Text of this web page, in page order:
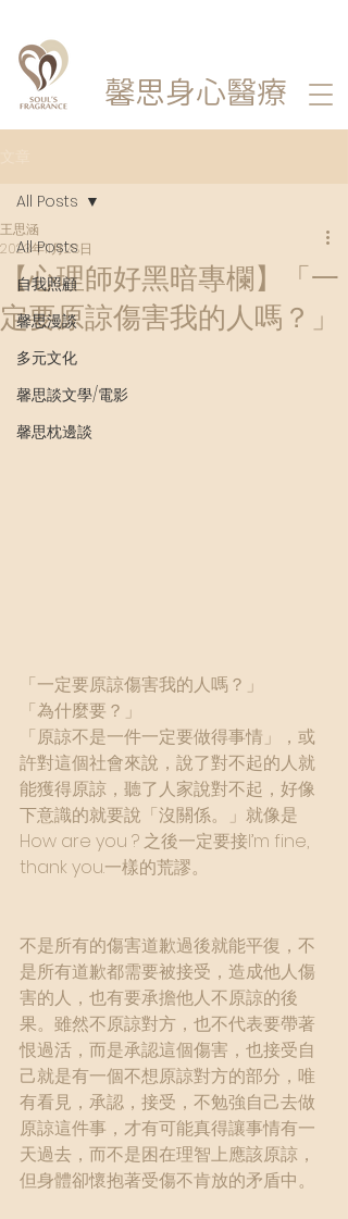
馨思身心醫療
All Posts
自我照顧
馨思漫談
多元文化
馨思談文學/電影
馨思枕邊談
All Posts
【心理師好黑暗專欄】「一
定要原諒傷害我的人嗎？」
王思涵
2023年11月28日
「一定要原諒傷害我的人嗎？」
「為什麼要？」
「原諒不是一件一定要做得事情」，或
許對這個社會來說，說了對不起的人就
能獲得原諒，聽了人家說對不起，好像
下意識的就要說「沒關係。」就像是
How are you ? 之後一定要接I’m fine,
thank you.一樣的荒謬。
不是所有的傷害道歉過後就能平復，不
是所有道歉都需要被接受，造成他人傷
害的人，也有要承擔他人不原諒的後
果。雖然不原諒對方，也不代表要帶著
恨過活，而是承認這個傷害，也接受自
己就是有一個不想原諒對方的部分，唯
有看見，承認，接受，不勉強自己去做
原諒這件事，才有可能真得讓事情有一
天過去，而不是困在理智上應該原諒，
但身體卻懷抱著受傷不肯放的矛盾中。